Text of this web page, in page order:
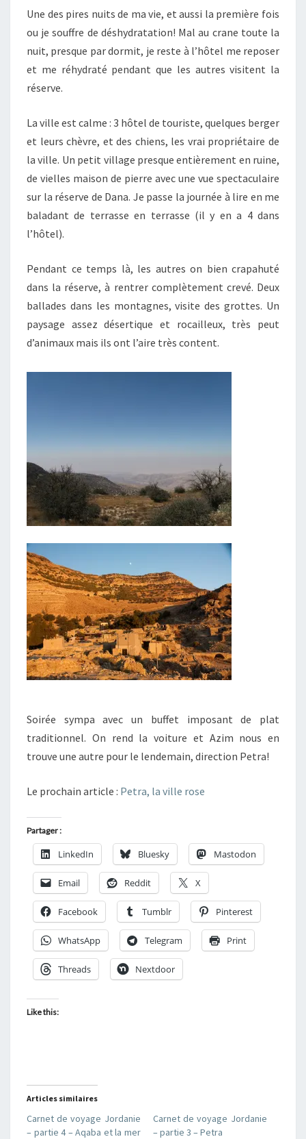
Une des pires nuits de ma vie, et aussi la première fois
ou je souffre de déshydratation! Mal au crane toute la
nuit, presque par dormit, je reste à l’hôtel me reposer
et me réhydraté pendant que les autres visitent la
réserve.
La ville est calme : 3 hôtel de touriste, quelques berger
et leurs chèvre, et des chiens, les vrai propriétaire de
la ville. Un petit village presque entièrement en ruine,
de vielles maison de pierre avec une vue spectaculaire
sur la réserve de Dana. Je passe la journée à lire en me
baladant de terrasse en terrasse (il y en a 4 dans
l’hôtel).
Pendant ce temps là, les autres on bien crapahuté
dans la réserve, à rentrer complètement crevé. Deux
ballades dans les montagnes, visite des grottes. Un
paysage assez désertique et rocailleux, très peut
d’animaux mais ils ont l’aire très content.
Soirée sympa avec un buffet imposant de plat
traditionnel. On rend la voiture et Azim nous en
trouve une autre pour le lendemain, direction Petra!
Le prochain article : Petra, la ville rose
Partager :
LinkedIn Bluesky Mastodon
Email Reddit X
Facebook Tumblr Pinterest
WhatsApp Telegram Print
Threads Nextdoor
Like this:
Articles similaires
Carnet de voyage Jordanie
– partie 4 – Aqaba et la mer
Carnet de voyage Jordanie
– partie 3 – Petra